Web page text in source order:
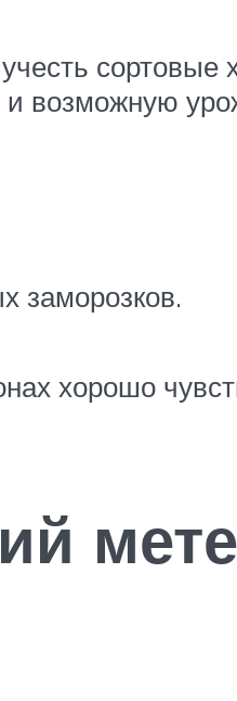
сортовые
возможную
заморозков.
хорошо